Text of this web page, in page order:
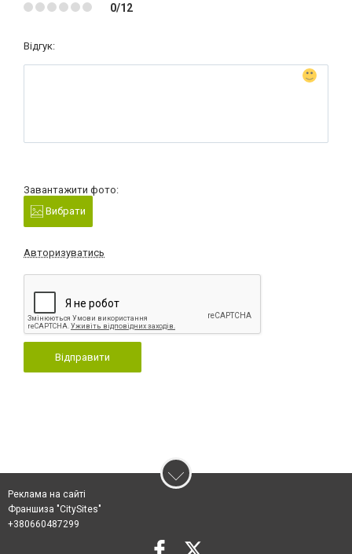
0/12
Відгук:
Завантажити фото:
Вибрати
Авторизуватись
Відправити
Реклама на сайті
Франшиза "CitySites"
+380660487299